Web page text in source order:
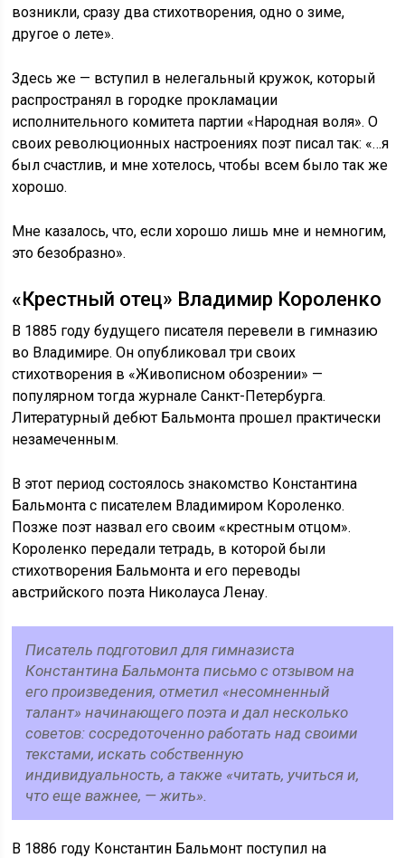
возникли, сразу два стихотворения, одно о зиме,
другое о лете».
Здесь же — вступил в нелегальный кружок, который
распространял в городке прокламации
исполнительного комитета партии «Народная воля». О
своих революционных настроениях поэт писал так: «…я
был счастлив, и мне хотелось, чтобы всем было так же
хорошо.
Мне казалось, что, если хорошо лишь мне и немногим,
это безобразно».
«Крестный отец» Владимир Короленко
В 1885 году будущего писателя перевели в гимназию
во Владимире. Он опубликовал три своих
стихотворения в «Живописном обозрении» —
популярном тогда журнале Санкт-Петербурга.
Литературный дебют Бальмонта прошел практически
незамеченным.
В этот период состоялось знакомство Константина
Бальмонта с писателем Владимиром Короленко.
Позже поэт назвал его своим «крестным отцом».
Короленко передали тетрадь, в которой были
стихотворения Бальмонта и его переводы
австрийского поэта Николауса Ленау.
Писатель подготовил для гимназиста
Константина Бальмонта письмо с отзывом на
его произведения, отметил «несомненный
талант» начинающего поэта и дал несколько
советов: сосредоточенно работать над своими
текстами, искать собственную
индивидуальность, а также «читать, учиться и,
что еще важнее, — жить».
В 1886 году Константин Бальмонт поступил на